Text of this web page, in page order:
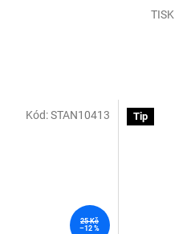
TISK
25 Kč
–12 %
Kód:STAN10413 Tip